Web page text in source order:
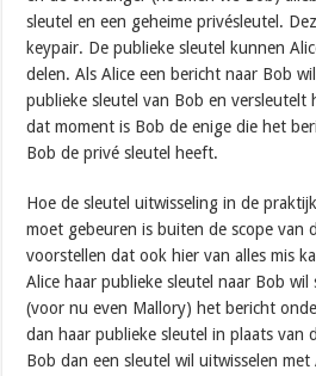
sleutel en een geheime privésleutel.
keypair. De publieke sleutel kunnen
delen. Als Alice een bericht naar Bob
publieke sleutel van Bob en versleutelt
dat moment is Bob de enige die het
Bob de privé sleutel heeft.
Hoe de sleutel uitwisseling in de
moet gebeuren is buiten de scope van
voorstellen dat ook hier van alles mis
Alice haar publieke sleutel naar Bob
(voor nu even Mallory) het bericht
dan haar publieke sleutel in plaats van
Bob dan een sleutel wil uitwisselen